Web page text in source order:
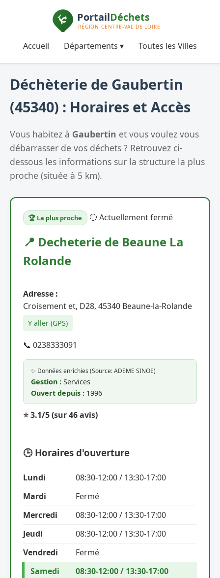
Accueil Départements ▾ Toutes les Villes
Déchèterie de Gaubertin
(45340) : Horaires et Accès
Vous habitez à Gaubertin et vous voulez vous
débarrasser de vos déchets ? Retrouvez ci-
dessous les informations sur la structure la plus
proche (située à 5 km).
🏆 La plus proche 🔴 Actuellement fermé
📍 Decheterie de Beaune La
Rolande
Adresse :
Croisement et, D28, 45340 Beaune-la-Rolande
Y aller (GPS)
📞 0238333091
✨ Données enrichies (Source: ADEME SINOE)
Gestion : Services
Ouvert depuis : 1996
⭐ 3.1/5(sur 46 avis)
🕒 Horaires d'ouverture
Lundi
08:30-12:00 / 13:30-17:00
Mardi
Fermé
Mercredi
08:30-12:00 / 13:30-17:00
Jeudi
08:30-12:00 / 13:30-17:00
Vendredi
Fermé
Samedi
08:30-12:00 / 13:30-17:00